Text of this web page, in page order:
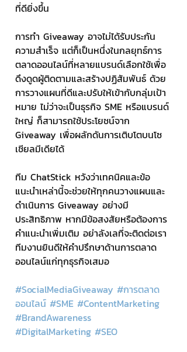
ที่ดียิ่งขึ้น
การทำ Giveaway อาจไม่ได้รับประกัน
ความสำเร็จ แต่ก็เป็นหนึ่งในกลยุทธ์การ
ตลาดออนไลน์ที่หลายแบรนด์เลือกใช้เพื่อ
ดึงดูดผู้ติดตามและสร้างปฏิสัมพันธ์ ด้วย
การวางแผนที่ดีและปรับให้เข้ากับกลุ่มเป้า
หมาย ไม่ว่าจะเป็นธุรกิจ SME หรือแบรนด์
ใหญ่ ก็สามารถใช้ประโยชน์จาก
Giveaway เพื่อผลักดันการเติบโตบนโซ
เชียลมีเดียได้
ทีม ChatStick หวังว่าเทคนิคและข้อ
แนะนำเหล่านี้จะช่วยให้ทุกคนวางแผนและ
ดำเนินการ Giveaway อย่างมี
ประสิทธิภาพ หากมีข้อสงสัยหรือต้องการ
คำแนะนำเพิ่มเติม อย่าลังเลที่จะติดต่อเรา
ทีมงานยินดีให้คำปรึกษาด้านการตลาด
ออนไลน์แก่ทุกธุรกิจเสมอ
#SocialMediaGiveaway #การตลาด
ออนไลน #SME #ContentMarketing
#BrandAwareness
#DigitalMarketing #SEO